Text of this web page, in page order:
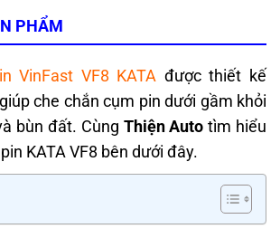
PHẨM
VinFast VF8 KATA được thiết kế
che chắn cụm pin dưới gầm khỏi
bùn đất. Cùng Thiện Auto tìm hiểu
KATA VF8 bên dưới đây.